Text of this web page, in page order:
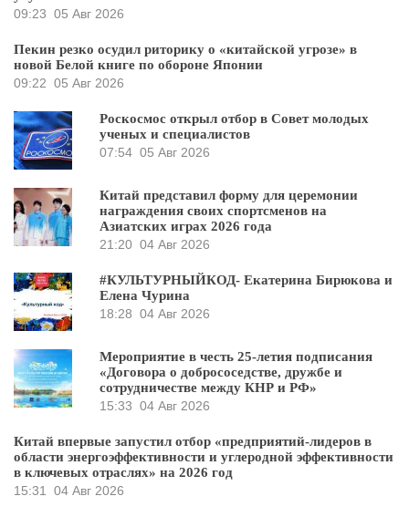
09:23 05 Авг 2026
Пекин резко осудил риторику о «китайской угрозе» в
новой Белой книге по обороне Японии
09:22 05 Авг 2026
Роскосмос открыл отбор в Совет молодых
ученых и специалистов
07:54 05 Авг 2026
Китай представил форму для церемонии
награждения своих спортсменов на
Азиатских играх 2026 года
21:20 04 Авг 2026
#КУЛЬТУРНЫЙКОД- Екатерина Бирюкова и
Елена Чурина
18:28 04 Авг 2026
Мероприятие в честь 25-летия подписания
«Договора о добрососедстве, дружбе и
сотрудничестве между КНР и РФ»
15:33 04 Авг 2026
Китай впервые запустил отбор «предприятий-лидеров в
области энергоэффективности и углеродной эффективности
в ключевых отраслях» на 2026 год
15:31
04 Авг 2026